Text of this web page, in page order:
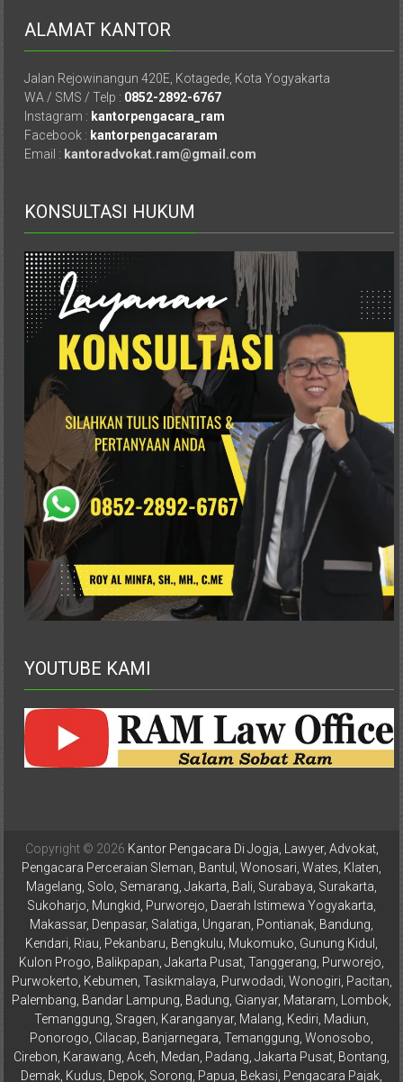
Sorong,
Papua,
Bekasi,
Pengacara
Pajak,
Perusahaan,
Kantor
Hukum
LBH,
Law
Office
Law
Firm
Kantor
Pengacara
Lawyer,
Pengacara
Perceraian
Sleman,
Bantul,
Magelang,
Solo,
Semarang,
Jakarta,
Bali,
Surabaya,
Surakarta,
Sukoharjo,
Mungkid,
Purworejo,
Daerah
ALAMAT KANTOR
Jalan Rejowinangun 420E, Kotagede, Kota Yogyakarta
WA / SMS / Telp : 0852-2892-6767
Instagram : kantorpengacara_ram
Facebook : kantorpengacararam
Email : kantoradvokat.ram@gmail.com
KONSULTASI HUKUM
YOUTUBE KAMI
Copyright © 2026 Kantor Pengacara Di Jogja, Lawyer, Advokat,
Pengacara Perceraian Sleman, Bantul, Wonosari, Wates, Klaten,
Magelang, Solo, Semarang, Jakarta, Bali, Surabaya, Surakarta,
Sukoharjo, Mungkid, Purworejo, Daerah Istimewa Yogyakarta,
Makassar, Denpasar, Salatiga, Ungaran, Pontianak, Bandung,
Kendari, Riau, Pekanbaru, Bengkulu, Mukomuko, Gunung Kidul,
Kulon Progo, Balikpapan, Jakarta Pusat, Tanggerang, Purworejo,
Purwokerto, Kebumen, Tasikmalaya, Purwodadi, Wonogiri, Pacitan,
Palembang, Bandar Lampung, Badung, Gianyar, Mataram, Lombok,
Temanggung, Sragen, Karanganyar, Malang, Kediri, Madiun,
Ponorogo, Cilacap, Banjarnegara, Temanggung, Wonosobo,
Cirebon, Karawang, Aceh, Medan, Padang, Jakarta Pusat, Bontang,
Demak, Kudus, Depok, Sorong, Papua, Bekasi, Pengacara Pajak,